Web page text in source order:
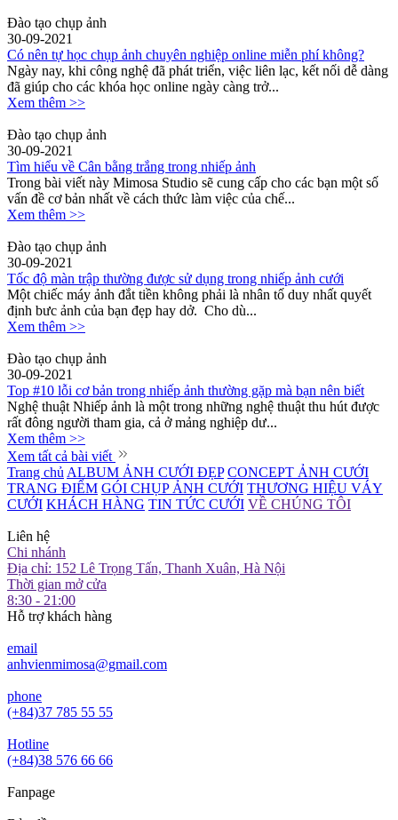
Đào tạo chụp ảnh
30-09-2021
Có nên tự học chụp ảnh chuyên nghiệp online miễn phí không?
Ngày nay, khi công nghệ đã phát triển, việc liên lạc, kết nối dễ dàng
đã giúp cho các khóa học online ngày càng trở...
Xem thêm >>
Đào tạo chụp ảnh
30-09-2021
Tìm hiểu về Cân bằng trắng trong nhiếp ảnh
Trong bài viết này Mimosa Studio sẽ cung cấp cho các bạn một số
vấn đề cơ bản nhất về cách thức làm việc của chế...
Xem thêm >>
Đào tạo chụp ảnh
30-09-2021
Tốc độ màn trập thường được sử dụng trong nhiếp ảnh cưới
Một chiếc máy ảnh đắt tiền không phải là nhân tố duy nhất quyết
định bưc ảnh của bạn đẹp hay dở. Cho dù...
Xem thêm >>
Đào tạo chụp ảnh
30-09-2021
Top #10 lỗi cơ bản trong nhiếp ảnh thường gặp mà bạn nên biết
Nghệ thuật Nhiếp ảnh là một trong những nghệ thuật thu hút được
rất đông người tham gia, cả ở mảng nghiệp dư...
Xem thêm >>
Xem tất cả bài viết
Trang chủ ALBUM ẢNH CƯỚI ĐẸP CONCEPT ẢNH CƯỚI
TRANG ĐIỂM GÓI CHỤP ẢNH CƯỚI THƯƠNG HIỆU VÁY
CƯỚI KHÁCH HÀNG TIN TỨC CƯỚI VỀ CHÚNG TÔI
Liên hệ
Chi nhánh
Địa chỉ: 152 Lê Trọng Tấn, Thanh Xuân, Hà Nội
Thời gian mở cửa
8:30 - 21:00
Hỗ trợ khách hàng
email
anhvienmimosa@gmail.com
phone
(+84)37 785 55 55
Hotline
(+84)38 576 66 66
Fanpage